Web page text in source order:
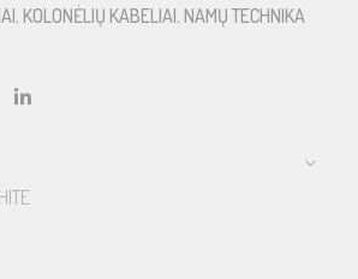
, KOLONĖLIŲ KABELIAI, NAMŲ TECHNIKA